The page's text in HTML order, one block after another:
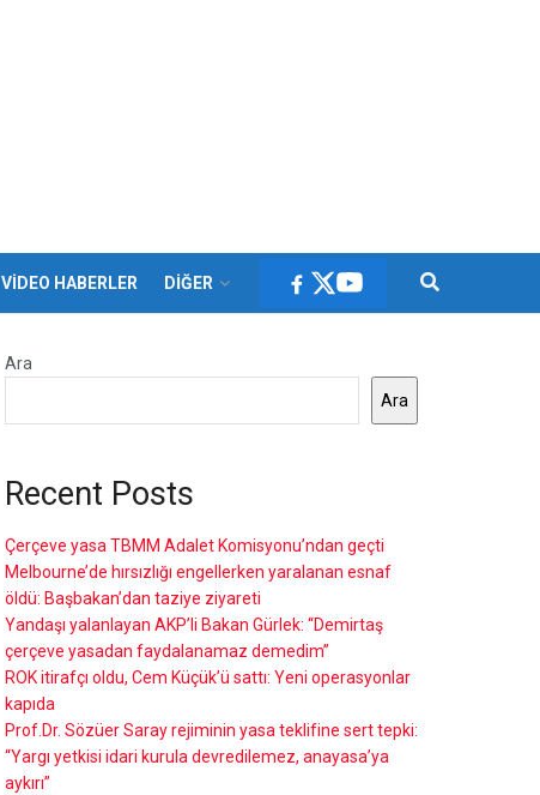
VİDEO HABERLER DİĞER
Ara
Ara
Recent Posts
Çerçeve yasa TBMM Adalet Komisyonu’ndan geçti
Melbourne’de hırsızlığı engellerken yaralanan esnaf
öldü: Başbakan’dan taziye ziyareti
Yandaşı yalanlayan AKP’li Bakan Gürlek: “Demirtaş
çerçeve yasadan faydalanamaz demedim”
ROK itirafçı oldu, Cem Küçük’ü sattı: Yeni operasyonlar
kapıda
Prof.Dr. Sözüer Saray rejiminin yasa teklifine sert tepki:
“Yargı yetkisi idari kurula devredilemez, anayasa’ya
aykırı”